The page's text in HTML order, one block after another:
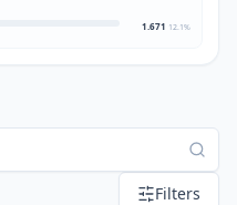
1.671 12.1%
Filters